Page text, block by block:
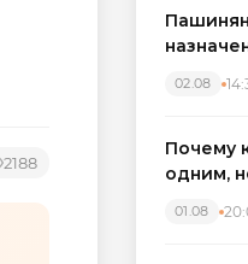
2188
Пашинян
02.08
Почему
одним,
01.08